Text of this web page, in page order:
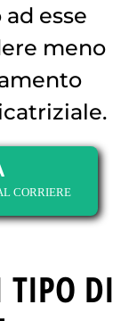
esse
meno
CORRIERE
TIPO DI